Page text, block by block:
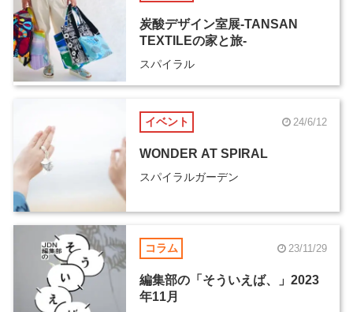
炭酸デザイン室展-TANSAN
TEXTILEの家と旅-
スパイラル
イベント 24/6/12
WONDER AT SPIRAL
スパイラルガーデン
コラム 23/11/29
編集部の「そういえば、」2023
年11月